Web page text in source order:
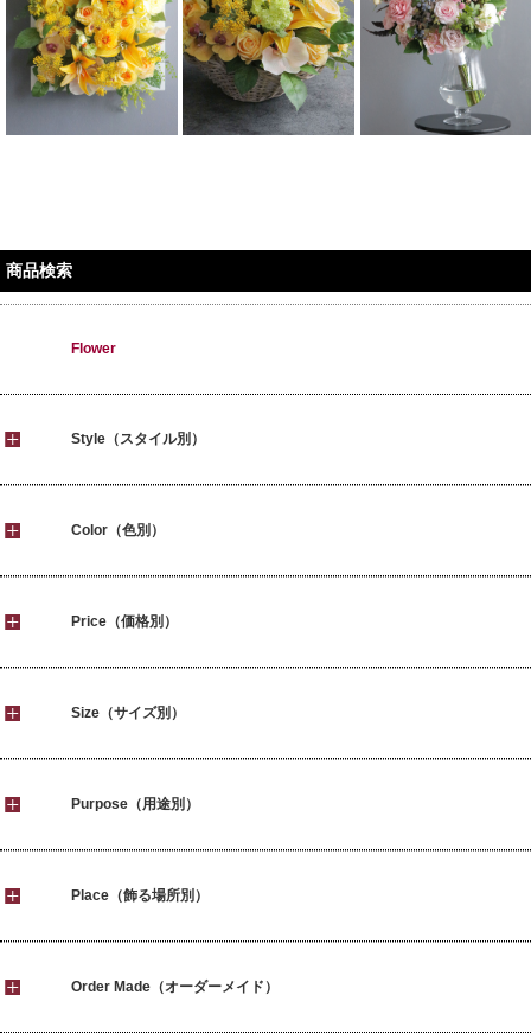
商品検索
Flower
Style（スタイル別）
Color（色別）
Price（価格別）
Size（サイズ別）
Purpose（用途別）
Place（飾る場所別）
Order Made（オーダーメイド）